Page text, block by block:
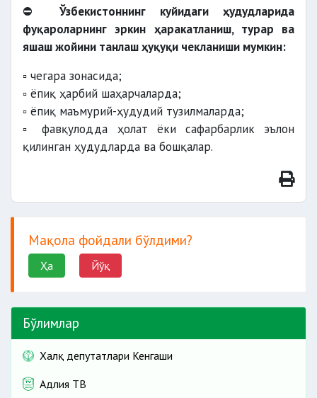
⛔️ Ўзбекистоннинг куйидаги ҳудудларида
фуқароларнинг эркин ҳаракатланиш, турар ва
яшаш жойини танлаш ҳуқуқи чекланиши мумкин:
▫️ чегара зонасида;
▫️ ёпиқ ҳарбий шаҳарчаларда;
▫️ ёпиқ маъмурий-ҳудудий тузилмаларда;
▫️ фавқулодда ҳолат ёки сафарбарлик эълон
қилинган ҳудудларда ва бошқалар.
Мақола фойдали бўлдими?
Ҳа Йўқ
Бўлимлар
Халқ депутатлари Кенгаши
Адлия ТВ